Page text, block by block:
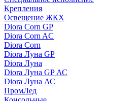
Крепления
Освещение ЖКХ
Diora Corn GP
Diora Corn AC
Diora Corn
Diora Луна GP
Diora Луна
Diora Луна GP АС
Diora Луна АС
ПромЛед